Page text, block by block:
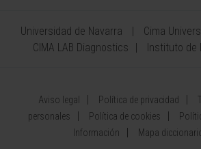
Universidad de Navarra
Cima
CIMA LAB Diagnostics
Instituto de
Aviso legal Política de privacidad
personales
Política de cookies
Información
Mapa